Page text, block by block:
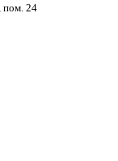
пом. 24